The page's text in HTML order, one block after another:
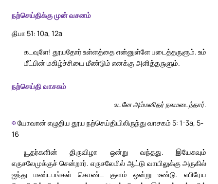
நற்செய்திக்கு முன் வசனம்
திபா 51: 10a, 12a
கடவுளே! தூயதோர் உள்ளத்தை என்னுள்ளே படைத்தருளும். உம்
மீட்பின் மகிழ்ச்சியை மீண்டும் எனக்கு அளித்தருளும்.
நற்செய்தி வாசகம்
உடனே அம்மனிதர் நலமடைந்தார்.
✠யோவான் எழுதிய தூய நற்செய்தியிலிருந்து வாசகம் 5: 1-3a, 5-
16
யூதர்களின் திருவிழா ஒன்று வந்தது. இயேசுவும்
எருசலேமுக்குச் சென்றார். எருசலேமில் ஆட்டு வாயிலுக்கு அருகில்
ஐந்து மண்டபங்கள் கொண்ட குளம் ஒன்று உண்டு. எபிரேய